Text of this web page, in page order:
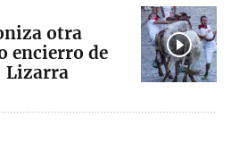
otra
encierro de
Lizarra